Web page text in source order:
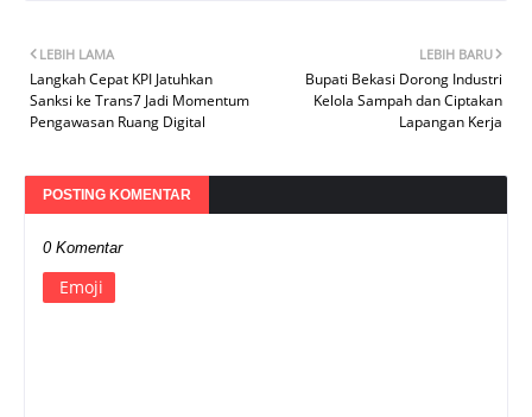
LEBIH BARU
Bupati Bekasi Dorong Industri
Kelola Sampah dan Ciptakan
Lapangan Kerja
LEBIH LAMA
Langkah Cepat KPI Jatuhkan
Sanksi ke Trans7 Jadi Momentum
Pengawasan Ruang Digital
POSTING KOMENTAR
0 Komentar
Emoji